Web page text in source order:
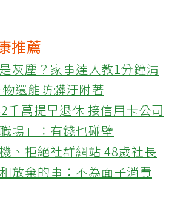
推薦
灰塵？家事達人教1分鐘清
還能防髒汙附著
千萬提早退休 接信用卡公司
場」：有錢也碰壁
、拒絕社群網站 48歲社長
放棄的事：不為面子消費